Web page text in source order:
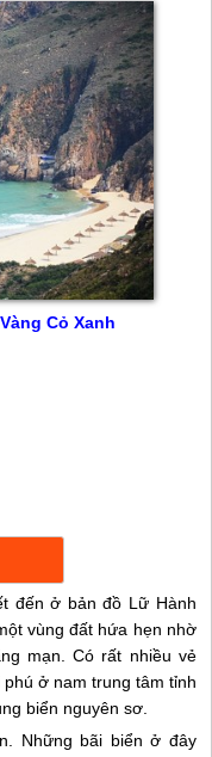
Cỏ Xanh
đến ở bản đồ Lữ Hành
vùng đất hứa hẹn nhờ
mạn. Có rất nhiều vẻ
ở nam trung tâm tỉnh
biển nguyên sơ.
Những bãi biển ở đây